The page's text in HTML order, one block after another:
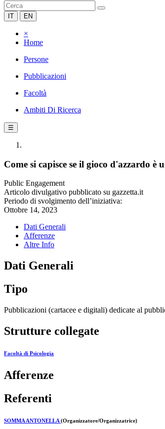
IT EN
×
Home
Persone
Pubblicazioni
Facoltà
Ambiti Di Ricerca
☰
Come si capisce se il gioco d'azzardo
Public Engagement
Articolo divulgativo pubblicato su gazzetta.it
Periodo di svolgimento dell’iniziativa:
Ottobre 14, 2023
Dati Generali
Afferenze
Altre Info
Dati Generali
Tipo
Pubblicazioni (cartacee e digitali) dedicate al
Strutture collegate
Facoltà di Psicologia
Afferenze
Referenti
SOMMA ANTONELLA (Organizzatore/Organizzatrice)